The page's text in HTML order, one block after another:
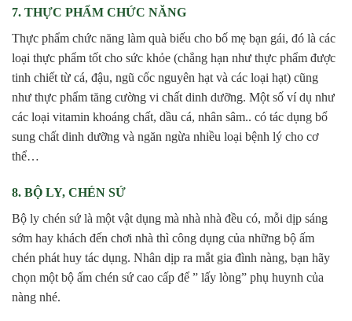
7. THỰC PHẨM CHỨC NĂNG
Thực phẩm chức năng làm quà biếu cho bố mẹ bạn gái, đó là các
loại thực phẩm tốt cho sức khỏe (chẳng hạn như thực phẩm được
tinh chiết từ cá, đậu, ngũ cốc nguyên hạt và các loại hạt) cũng
như thực phẩm tăng cường vi chất dinh dưỡng. Một số ví dụ như
các loại vitamin khoáng chất, dầu cá, nhân sâm.. có tác dụng bổ
sung chất dinh dưỡng và ngăn ngừa nhiều loại bệnh lý cho cơ
thể…
8. BỘ LY, CHÉN SỨ
Bộ ly chén sứ là một vật dụng mà nhà nhà đều có, mỗi dịp sáng
sớm hay khách đến chơi nhà thì công dụng của những bộ ấm
chén phát huy tác dụng. Nhân dịp ra mắt gia đình nàng, bạn hãy
chọn một bộ ấm chén sứ cao cấp để ” lấy lòng” phụ huynh của
nàng nhé.